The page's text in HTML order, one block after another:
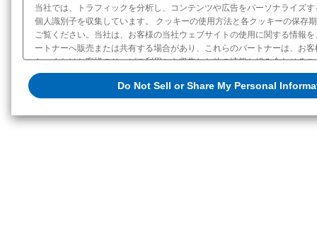
当社では、トラフィックを分析し、コンテンツや広告をパーソナライズ
個人識別子を収集しています。 クッキーの使用方法と各クッキーの保存
ご覧ください。当社は、お客様の当社ウェブサイトの使用に関する情報
ートナーへ販売または共有する場合があり、これらのパートナーは、お
た、またはお客様のサービス利用から収集した他の情報と組み合わせる
当社によるお客様に関する情報の販売または共有を拒否（オプトアウト
オプトアウトをする場合は「Do Not Sell or Share My Personal
クッキーポリシー
Do Not Sell or Share My Personal